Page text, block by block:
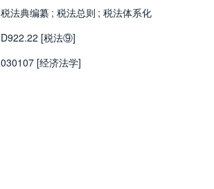
税法典编纂 ; 税法总则 ; 税法体系化
D922.22 [税法⑨]
030107 [经济法学]